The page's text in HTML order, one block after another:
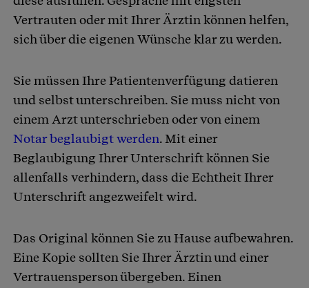
Vertrauten oder mit Ihrer Ärztin können helfen,
sich über die eigenen Wünsche klar zu werden.
Sie müssen Ihre Patientenverfügung datieren
und selbst unterschreiben. Sie muss nicht von
einem Arzt unterschrieben oder von einem
Notar beglaubigt werden. Mit einer
Beglaubigung Ihrer Unterschrift können Sie
allenfalls verhindern, dass die Echtheit Ihrer
Unterschrift angezweifelt wird.
Das Original können Sie zu Hause aufbewahren.
Eine Kopie sollten Sie Ihrer Ärztin und einer
Vertrauensperson übergeben. Einen